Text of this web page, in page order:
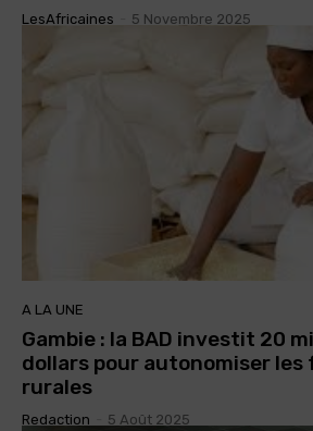
LesAfricaines 5 Novembre 2025
A LA UNE
Gambie : la BAD investit 20
dollars pour autonomiser les
rurales
Redaction 5 Août 2025